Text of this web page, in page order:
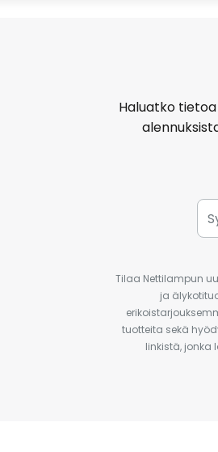
Haluatko
Tilaa Nettilampun
ja
tuotteita sekä
linkistä, jonka